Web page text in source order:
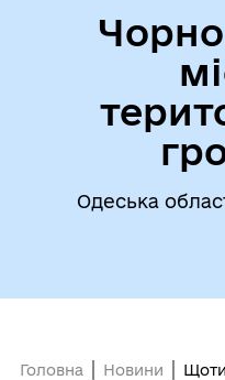
Одеська
Головна Новини